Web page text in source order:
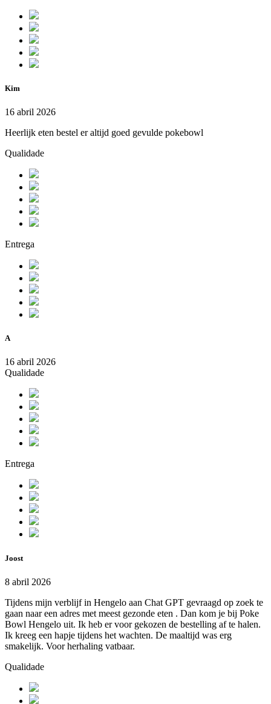
Kim
16 abril 2026
Heerlijk eten bestel er altijd goed gevulde pokebowl
Qualidade
Entrega
A
16 abril 2026
Qualidade
Entrega
Joost
8 abril 2026
Tijdens mijn verblijf in Hengelo aan Chat GPT gevraagd op zoek te
gaan naar een adres met meest gezonde eten . Dan kom je bij Poke
Bowl Hengelo uit. Ik heb er voor gekozen de bestelling af te halen.
Ik kreeg een hapje tijdens het wachten. De maaltijd was erg
smakelijk. Voor herhaling vatbaar.
Qualidade